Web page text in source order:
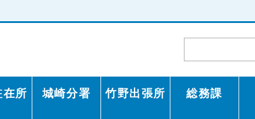
在所 城崎分署 竹野出張所 総務課